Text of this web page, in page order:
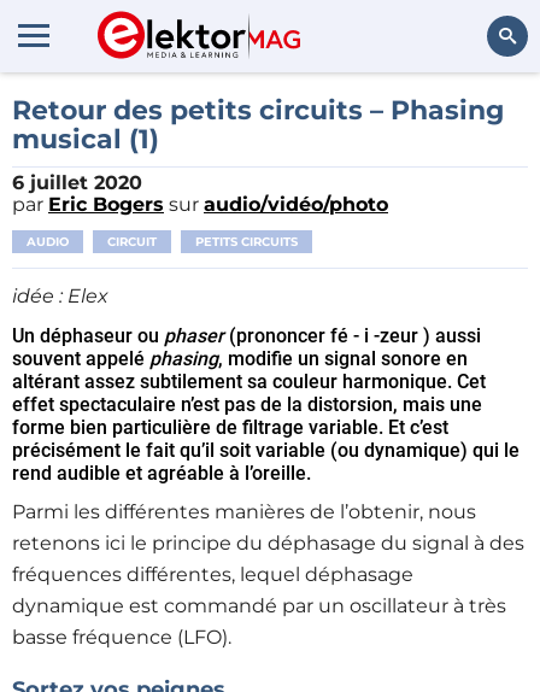
Rechercher
Retour des petits circuits – Phasing
musical (1)
6 juillet 2020
par Eric Bogers sur audio/vidéo/photo
AUDIO CIRCUIT PETITS CIRCUITS
idée : Elex
Un déphaseur ou phaser(prononcer fé - i -zeur ) aussi
souvent appelé phasing, modifie un signal sonore en
altérant assez subtilement sa couleur harmonique. Cet
effet spectaculaire n’est pas de la distorsion, mais une
forme bien particulière de filtrage variable. Et c’est
précisément le fait qu’il soit variable (ou dynamique) qui le
rend audible et agréable à l’oreille.
Parmi les différentes manières de l’obtenir, nous
retenons ici le principe du déphasage du signal à des
fréquences différentes, lequel déphasage
dynamique est commandé par un oscillateur à très
basse fréquence (LFO).